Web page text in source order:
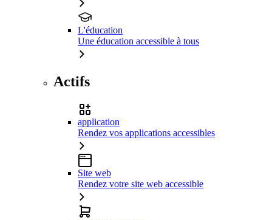
L'éducation
Une éducation accessible à tous
Actifs
application
Rendez vos applications accessibles
Site web
Rendez votre site web accessible